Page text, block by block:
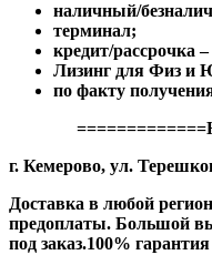
наличный/
терминал;
кредит/рассрочка
Лизинг для Физ и
по факту
г. Кемерово, ул.
Доставка в любой
предоплаты. Большой
под заказ.100%